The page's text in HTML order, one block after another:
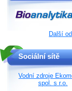
Další
Sociální sítě
Vodní zdroje
spol. s r.o.